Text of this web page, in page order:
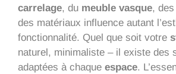
carrelage, du meuble vasque,
des matériaux influence autant
fonctionnalité. Quel que soit votre
naturel, minimaliste – il existe des
adaptées à chaque espace.